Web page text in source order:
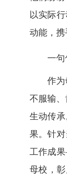
以实际
动能，
一句
作为
不服输
生动传
果。针
工作成
母校，